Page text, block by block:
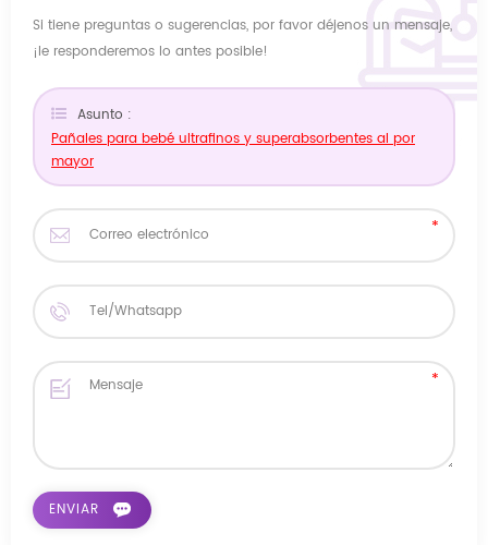
Si tiene preguntas o sugerencias, por favor déjenos un mensaje,
¡le responderemos lo antes posible!
Asunto :
Pañales para bebé ultrafinos y superabsorbentes al por
mayor